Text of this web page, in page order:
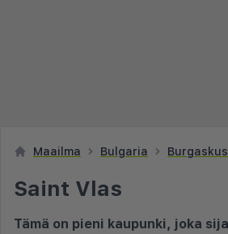
Maailma Bulgaria
Saint Vlas
Tämä on pieni kaupunki, joka